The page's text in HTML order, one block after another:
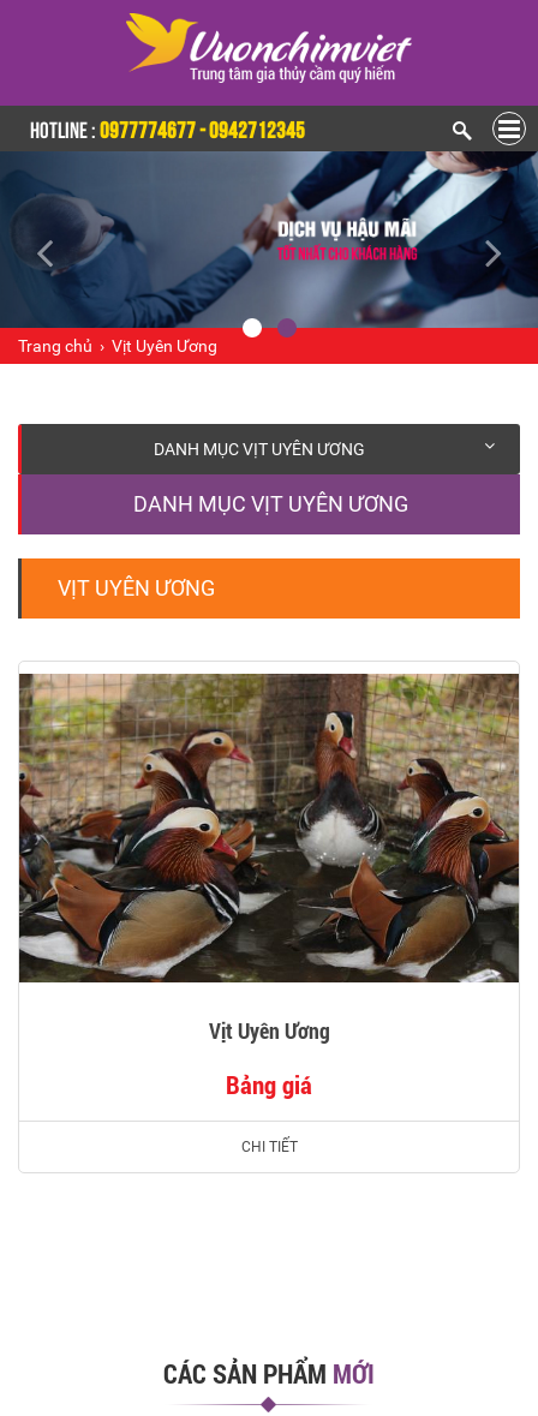
HOTLINE :0977774677 - 0942712345
Trang chủ › Vịt Uyên Ương
DANH MỤC VỊT UYÊN ƯƠNG
DANH MỤC VỊT UYÊN ƯƠNG
VỊT UYÊN ƯƠNG
Vịt Uyên Ương
Bảng giá
CHI TIẾT
CÁC SẢN PHẨM MỚI